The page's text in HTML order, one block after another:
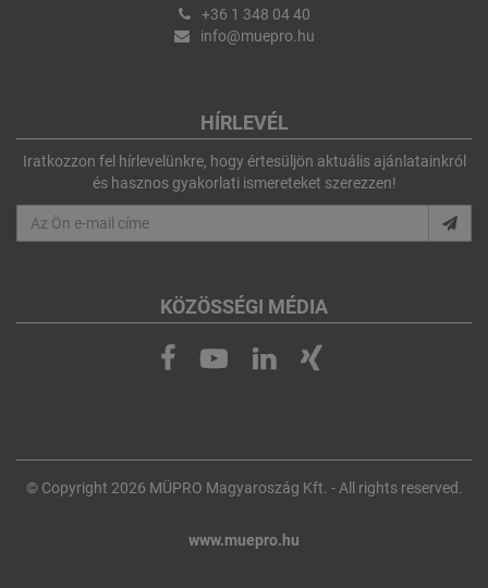
+36 1 348 04 40
info@muepro.hu
HÍRLEVÉL
Iratkozzon fel hírlevelünkre, hogy értesüljön aktuális ajánlatainkról
és hasznos gyakorlati ismereteket szerezzen!
KÖZÖSSÉGI MÉDIA
© Copyright 2026 MÜPRO Magyaroszág Kft. - All rights reserved.
www.muepro.hu